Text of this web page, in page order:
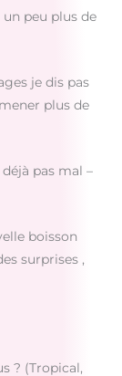
un peu plus de
je dis pas
plus de
déjà pas mal –
boisson
surprises ,
? (Tropical,